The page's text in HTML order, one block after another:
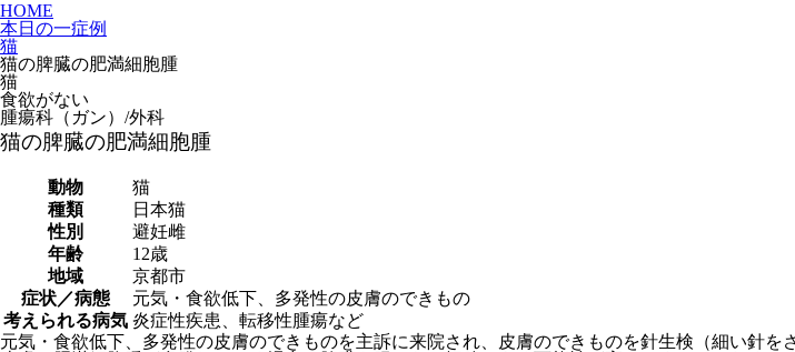
HOME
本日の一症例
猫
猫の脾臓の肥満細胞腫
猫
食欲がない
腫瘍科（ガン）/外科
猫の脾臓の肥満細胞腫
動物
猫
種類
日本猫
性別
避妊雌
年齢
12歳
地域
京都市
症状／病態
元気・食欲低下、多発性の皮膚のできもの
考えられる病気 炎症性疾患、転移性腫瘍など
元気・食欲低下、多発性の皮膚のできものを主訴に来院され、皮膚のできものを針生検（細い針を